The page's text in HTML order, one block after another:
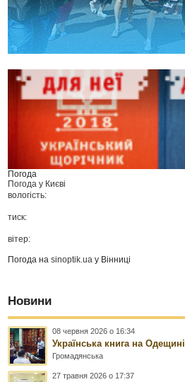
Погода
Погода у Києві
вологість:
тиск:
вітер:
Погода наsinoptik.ua у Вінниці
Новини
08 червня 2026 о 16:34
Українська книга на Одещині
Громадянська
27 травня 2026 о 17:37